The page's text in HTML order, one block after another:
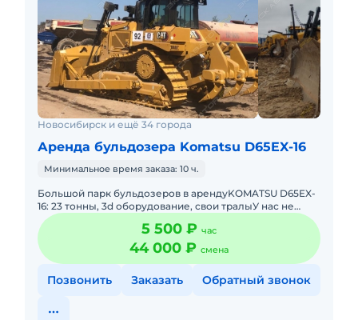
Новосибирск и ещё 34 города
Аренда бульдозера Komatsu D65EX-16
Минимальное время заказа: 10 ч.
Большой парк бульдозеров в арендуKOMATSU D65EX-
16: 23 тонны, 3d оборудование, свои тралыУ нас не
одна единица техники, а целый парк мощных
бульдозеров. Подберем5 500 ₽ час
44 000 ₽ смена
Позвонить Заказать Обратный звонок